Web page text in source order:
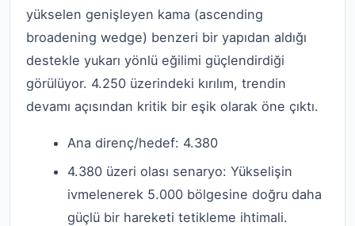
yükselen genişleyen kama (ascending
broadening wedge) benzeri bir yapıdan aldığı
destekle yukarı yönlü eğilimi güçlendirdiği
görülüyor. 4.250 üzerindeki kırılım, trendin
devamı açısından kritik bir eşik olarak öne çıktı.
Ana direnç/hedef: 4.380
4.380 üzeri olası senaryo: Yükselişin
ivmelenerek 5.000 bölgesine doğru daha
güçlü bir hareketi tetikleme ihtimali.